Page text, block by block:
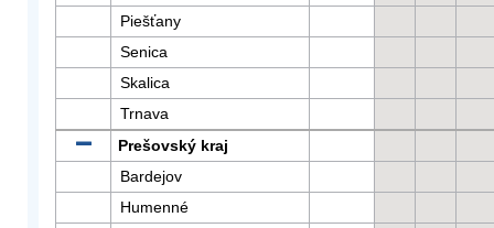
Piešťany
Senica
Skalica
Trnava
Prešovský kraj
Bardejov
Humenné